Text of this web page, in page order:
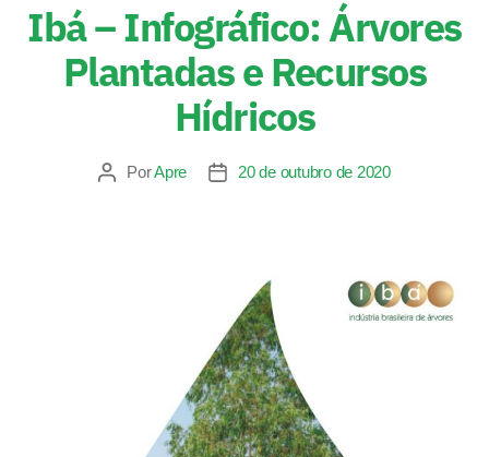
Ibá – Infográfico: Árvores
Plantadas e Recursos
Hídricos
PorApre 20 de outubro de 2020